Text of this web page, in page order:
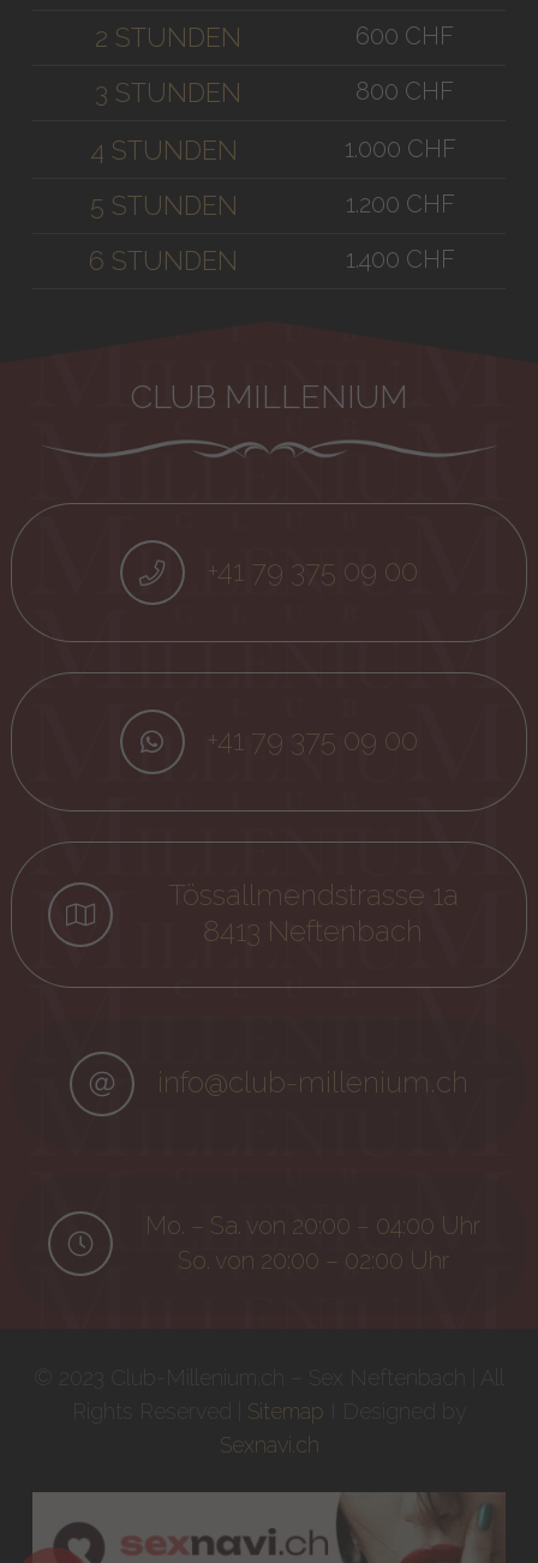
2 STUNDEN 600 CHF
3 STUNDEN 800 CHF
4 STUNDEN 1.000 CHF
5 STUNDEN 1.200 CHF
6 STUNDEN 1.400 CHF
CLUB MILLENIUM
+41 79 375 09 00
+41 79 375 09 00
Tössallmendstrasse 1a
8413 Neftenbach
info@club-millenium.ch
Mo. – Sa. von 20:00 – 04:00 Uhr
So. von 20:00 – 02:00 Uhr
Sitemap
Sexnavi.ch